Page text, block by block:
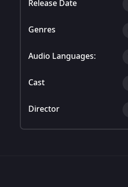
Release Date
Genres
Audio Languages:
Cast
Director